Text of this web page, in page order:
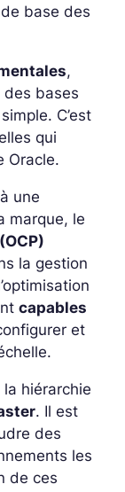
base des
,
des bases
C’est
qui
Oracle.
une
marque, le
la gestion
capables
et
hiérarchie
. Il est
des
les
de ces